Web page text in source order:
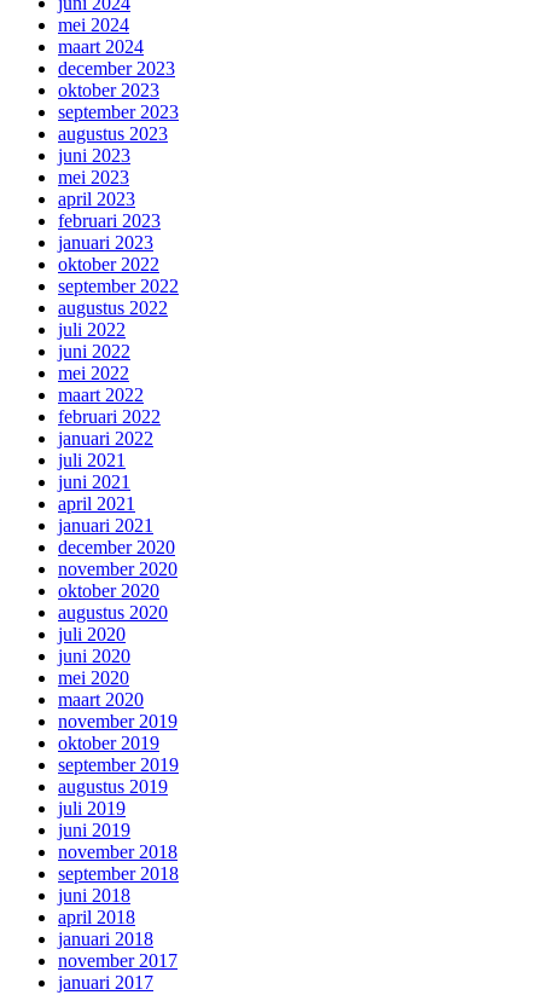
mei 2024
maart 2024
december 2023
oktober 2023
september 2023
augustus 2023
juni 2023
mei 2023
april 2023
februari 2023
januari 2023
oktober 2022
september 2022
augustus 2022
juli 2022
juni 2022
mei 2022
maart 2022
februari 2022
januari 2022
juli 2021
juni 2021
april 2021
januari 2021
december 2020
november 2020
oktober 2020
augustus 2020
juli 2020
juni 2020
mei 2020
maart 2020
november 2019
oktober 2019
september 2019
augustus 2019
juli 2019
juni 2019
november 2018
september 2018
juni 2018
april 2018
januari 2018
november 2017
januari 2017